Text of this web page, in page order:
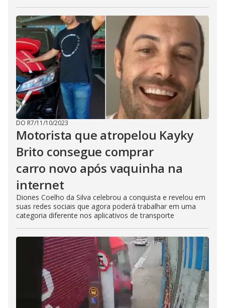
DO R7/11/10/2023
Motorista que atropelou Kayky
Brito consegue comprar
carro novo após vaquinha na
internet
Diones Coelho da Silva celebrou a conquista e revelou em
suas redes sociais que agora poderá trabalhar em uma
categoria diferente nos aplicativos de transporte